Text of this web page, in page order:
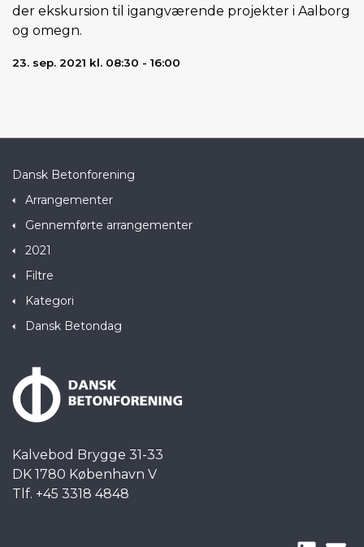
der ekskursion til igangværende projekter i Aalborg
og omegn.
23. sep. 2021 kl. 08:30 - 16:00
Dansk Betonforening
Arrangementer
Gennemførte arrangementer
2021
Filtre
Kategori
Dansk Betondag
Kalvebod Brygge 31-33
DK 1780 København V
Tlf. +45 3318 4848